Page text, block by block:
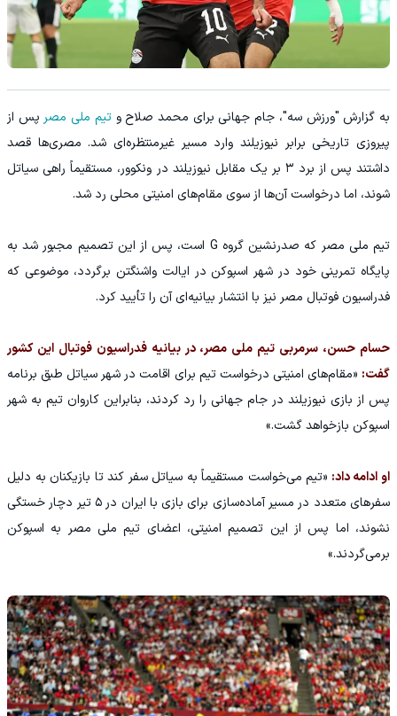
به گزارش "ورزش سه"، جام جهانی برای محمد صلاح وتیم ملی مصر پس از
پیروزی تاریخی برابر نیوزیلند وارد مسیر غیرمنتظره‌ای شد. مصری‌ها قصد
داشتند پس از برد ۳ بر یک مقابل نیوزیلند در ونکوور، مستقیماً راهی سیاتل
شوند، اما درخواست آن‌ها از سوی مقام‌های امنیتی محلی رد شد.
تیم ملی مصر که صدرنشین گروه G است، پس از این تصمیم مجبور شد به
پایگاه تمرینی خود در شهر اسپوکن در ایالت واشنگتن برگردد، موضوعی که
فدراسیون فوتبال مصر نیز با انتشار بیانیه‌ای آن را تأیید کرد.
حسام حسن، سرمربی تیم ملی مصر، در بیانیه فدراسیون فوتبال این کشور
گفت: «مقام‌های امنیتی درخواست تیم برای اقامت در شهر سیاتل طبق برنامه
پس از بازی نیوزیلند در جام جهانی را رد کردند، بنابراین کاروان تیم به شهر
اسپوکن بازخواهد گشت.»
او ادامه داد: «تیم می‌خواست مستقیماً به سیاتل سفر کند تا بازیکنان به دلیل
سفرهای متعدد در مسیر آماده‌سازی برای بازی با ایران در ۵ تیر دچار خستگی
نشوند، اما پس از این تصمیم امنیتی، اعضای تیم ملی مصر به اسپوکن
برمی‌گردند.»